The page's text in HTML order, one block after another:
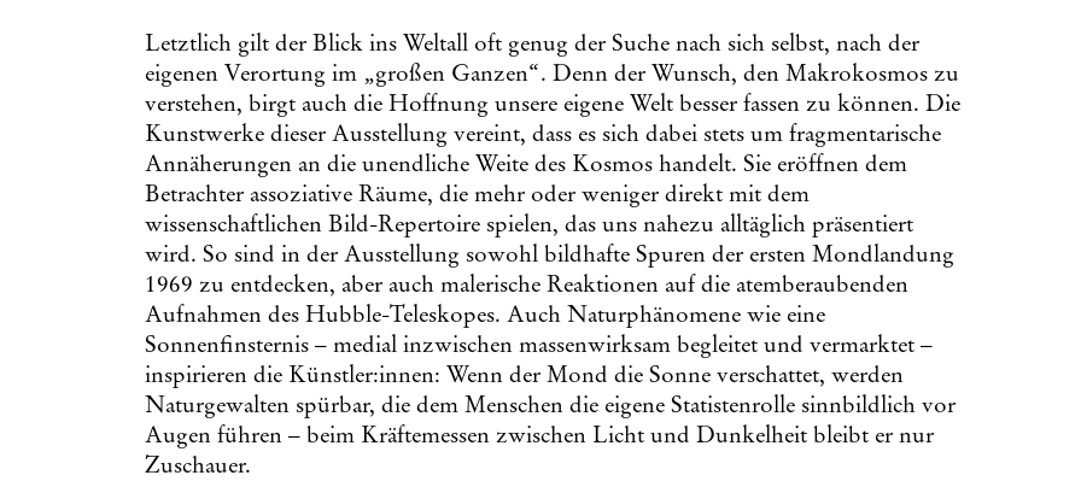
Letztlich gilt der Blick ins Weltall oft genug der Suche nach sich selbst, nach der
eigenen Verortung im „großen Ganzen“. Denn der Wunsch, den Makrokosmos zu
verstehen, birgt auch die Hoffnung unsere eigene Welt besser fassen zu können. Die
Kunstwerke dieser Ausstellung vereint, dass es sich dabei stets um fragmentarische
Annäherungen an die unendliche Weite des Kosmos handelt. Sie eröffnen dem
Betrachter assoziative Räume, die mehr oder weniger direkt mit dem
wissenschaftlichen Bild-Repertoire spielen, das uns nahezu alltäglich präsentiert
wird. So sind in der Ausstellung sowohl bildhafte Spuren der ersten Mondlandung
1969 zu entdecken, aber auch malerische Reaktionen auf die atemberaubenden
Aufnahmen des Hubble-Teleskopes. Auch Naturphänomene wie eine
Sonnenfinsternis – medial inzwischen massenwirksam begleitet und vermarktet –
inspirieren die Künstler:innen: Wenn der Mond die Sonne verschattet, werden
Naturgewalten spürbar, die dem Menschen die eigene Statistenrolle sinnbildlich vor
Augen führen – beim Kräftemessen zwischen Licht und Dunkelheit bleibt er nur
Zuschauer.